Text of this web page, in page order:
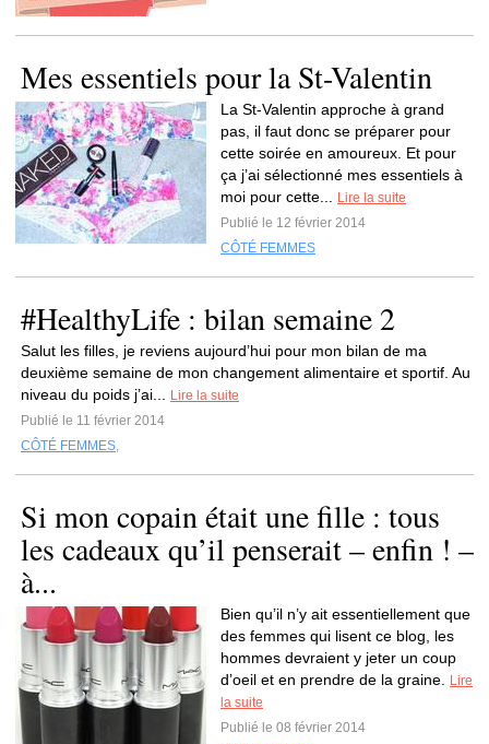
Mes essentiels pour la St-Valentin
La St-Valentin approche à grand
pas, il faut donc se préparer pour
cette soirée en amoureux. Et pour
ça j’ai sélectionné mes essentiels à
moi pour cette...
Lire la suite
Publié le 12 février 2014
CÔTÉ FEMMES
#HealthyLife : bilan semaine 2
Salut les filles, je reviens aujourd’hui pour mon bilan de ma
deuxième semaine de mon changement alimentaire et sportif. Au
niveau du poids j’ai...
Lire la suite
Publié le 11 février 2014
CÔTÉ FEMMES,
Si mon copain était une fille : tous
les cadeaux qu’il penserait – enfin ! –
à...
Bien qu’il n’y ait essentiellement que
des femmes qui lisent ce blog, les
hommes devraient y jeter un coup
d’oeil et en prendre de la graine.
Lire
la suite
Publié le 08 février 2014